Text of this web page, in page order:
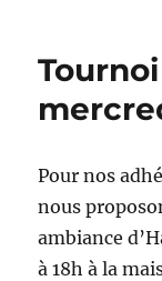
Pour nos
nous
ambiance
à 18h à la